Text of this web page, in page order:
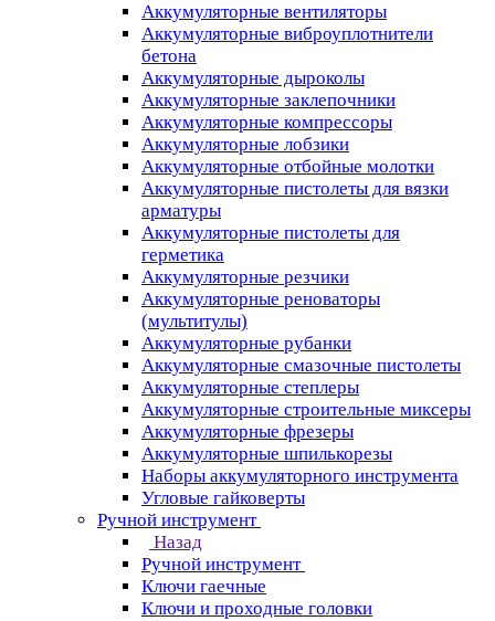
Аккумуляторные вентиляторы
Аккумуляторные виброуплотнители
бетона
Аккумуляторные дыроколы
Аккумуляторные заклепочники
Аккумуляторные компрессоры
Аккумуляторные лобзики
Аккумуляторные отбойные молотки
Аккумуляторные пистолеты для вязки
арматуры
Аккумуляторные пистолеты для
герметика
Аккумуляторные резчики
Аккумуляторные реноваторы
(мультитулы)
Аккумуляторные рубанки
Аккумуляторные смазочные пистолеты
Аккумуляторные степлеры
Аккумуляторные строительные миксеры
Аккумуляторные фрезеры
Аккумуляторные шпилькорезы
Наборы аккумуляторного инструмента
Угловые гайковерты
Ручной инструмент
Назад
Ручной инструмент
Ключи гаечные
Ключи и проходные головки